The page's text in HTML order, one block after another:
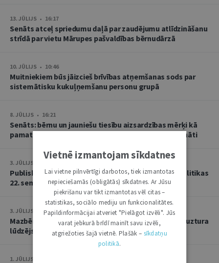
13. JŪLIJS • 16:17
Senāts atceļ spriedumu daļā par zaudējumu atlīdzināšanu
strīdā par vietu Mārupes pašvaldības bērnudārzā
10. JŪLIJS • 10:46
Muitniekiem būs jāizcieš brīvības atņemšanas sods par
sistemātisku kukuļņemšanu personu grupā
8. JŪLIJS • 16:21
Senāts: bērnu un jauniešu tiesību aizsardzības mērķi kā
pamatu atbrīvojumam no PVN nevar tulkot paplašināti
3. JŪLIJS • 18:23
Publisko tiesību institūta konstitucionālās tiesībpolitikas
22. seminārs
3. JŪLIJS • 14:45
Mazbērniem nav pienākuma uzturēt vecvecākus, ja uztura
lūdzējs nav par viņiem rūpējies
1. JŪLIJS • 17:38
Vietnē izmantojam sīkdatnes
Lai vietne pilnvērtīgi darbotos, tiek izmantotas
nepieciešamās (obligātās) sīkdatnes. Ar Jūsu
piekrišanu var tikt izmantotas vēl citas –
statistikas, sociālo mediju un funkcionalitātes.
Papildinformācijai atveriet "Pielāgot izvēli". Jūs
varat jebkurā brīdī mainīt savu izvēli,
atgriežoties šajā vietnē. Plašāk – sīkdatņu
politikā.